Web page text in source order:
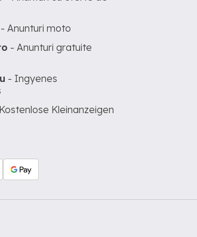
- Anunturi moto
- Anunturi gratuite
- Ingyenes
Kleinanzeigen